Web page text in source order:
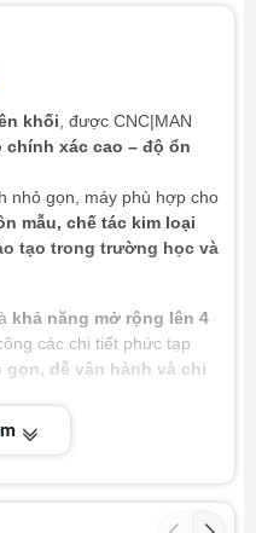
khối , được CNC|MAN
chính xác cao – độ ổn
nhỏ gọn, máy phù hợp cho
mẫu, chế tác kim loại
tạo trong trường học và
khả năng mở rộng lên 4
các chi tiết phức tạp
dễ vận hành và chi